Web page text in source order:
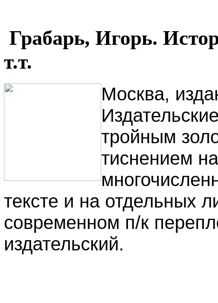
Грабарь, Игорь.
т.т.
Москва,
тройным
тиснением
тексте и на отдельных
современном п/к
издательский.